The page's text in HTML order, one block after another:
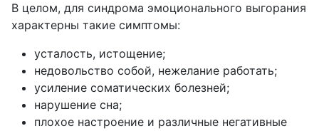
В целом, для синдрома эмоционального выгорания
характерны такие симптомы:
усталость, истощение;
недовольство собой, нежелание работать;
усиление соматических болезней;
нарушение сна;
плохое настроение и различные негативные